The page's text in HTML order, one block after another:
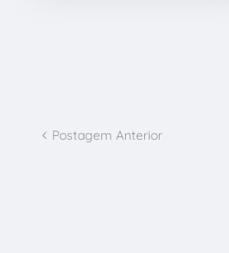
Postagem Anterior